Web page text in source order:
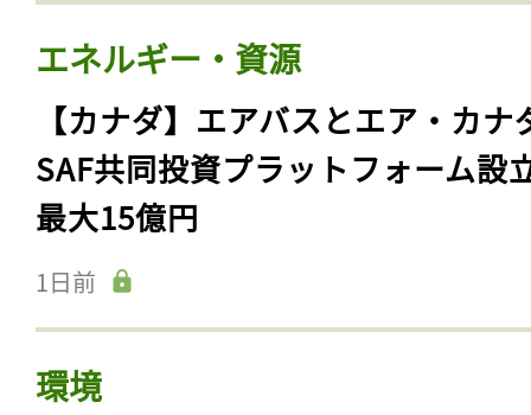
エネルギー・資源
【カナダ】エアバスとエア・カナ
SAF共同投資プラットフォーム設
最大15億円
1日前
環境